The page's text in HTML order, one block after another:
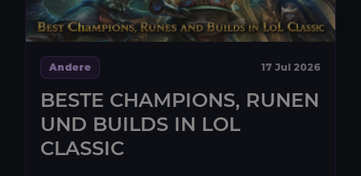
Andere 17 Jul 2026
BESTE CHAMPIONS, RUNEN
UND BUILDS IN LOL
CLASSIC